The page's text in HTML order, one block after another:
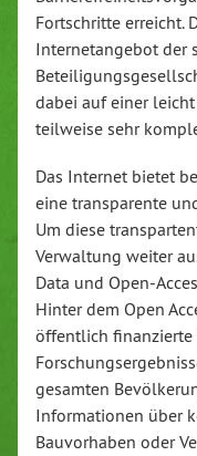
Fortschritte erreicht.
Internetangebot der
dabei auf einer
teilweise sehr
Das Internet bietet
eine transparente
Um diese
Verwaltung weiter
Data und Open-
Hinter dem Open
öffentlich finanzierte
gesamten
Informationen über
Bauvorhaben oder